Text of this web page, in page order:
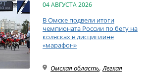
04 АВГУСТА 2026
В Омске подвели итоги
чемпионата России по бегу на
колясках в дисциплине
«марафон»
Омская область,Легкая